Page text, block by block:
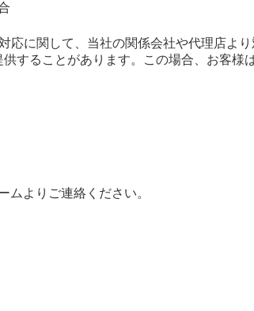
に関して、当社の関係会社や代理店よ
することがあります。この場合、お客様
よりご連絡ください。